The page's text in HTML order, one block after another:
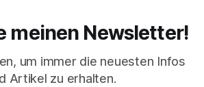
meinen Newsletter!
um immer die neuesten Infos
Artikel zu erhalten.